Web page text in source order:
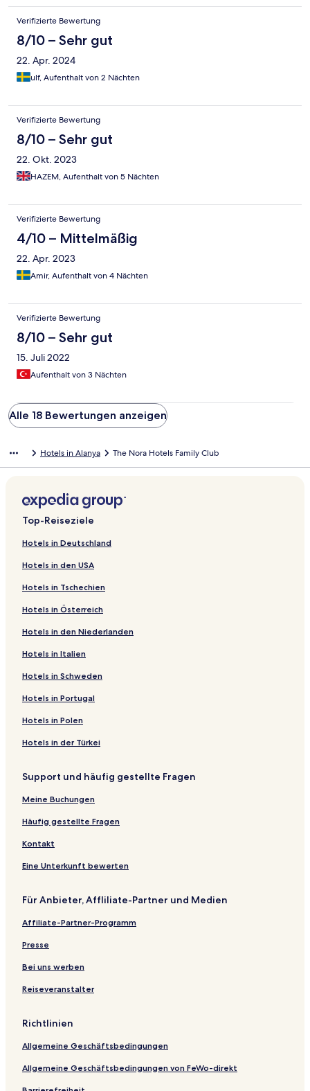
Verifizierte Bewertung
8/10 – Sehr gut
22. Apr. 2024
ulf, Aufenthalt von 2 Nächten
Verifizierte Bewertung
8/10 – Sehr gut
22. Okt. 2023
HAZEM, Aufenthalt von 5 Nächten
Verifizierte Bewertung
4/10 – Mittelmäßig
22. Apr. 2023
Amir, Aufenthalt von 4 Nächten
Verifizierte Bewertung
8/10 – Sehr gut
15. Juli 2022
Aufenthalt von 3 Nächten
Alle 18 Bewertungen anzeigen
Hotels in Alanya The Nora Hotels Family Club
Top-Reiseziele
Hotels in Deutschland
Hotels in den USA
Hotels in Tschechien
Hotels in Österreich
Hotels in den Niederlanden
Hotels in Italien
Hotels in Schweden
Hotels in Portugal
Hotels in Polen
Hotels in der Türkei
Support und häufig gestellte Fragen
Meine Buchungen
Häufig gestellte Fragen
Kontakt
Eine Unterkunft bewerten
Für Anbieter, Affliliate-Partner und Medien
Affiliate-Partner-Programm
Presse
Bei uns werben
Reiseveranstalter
Richtlinien
Allgemeine Geschäftsbedingungen
Allgemeine Geschäftsbedingungen von FeWo-direkt